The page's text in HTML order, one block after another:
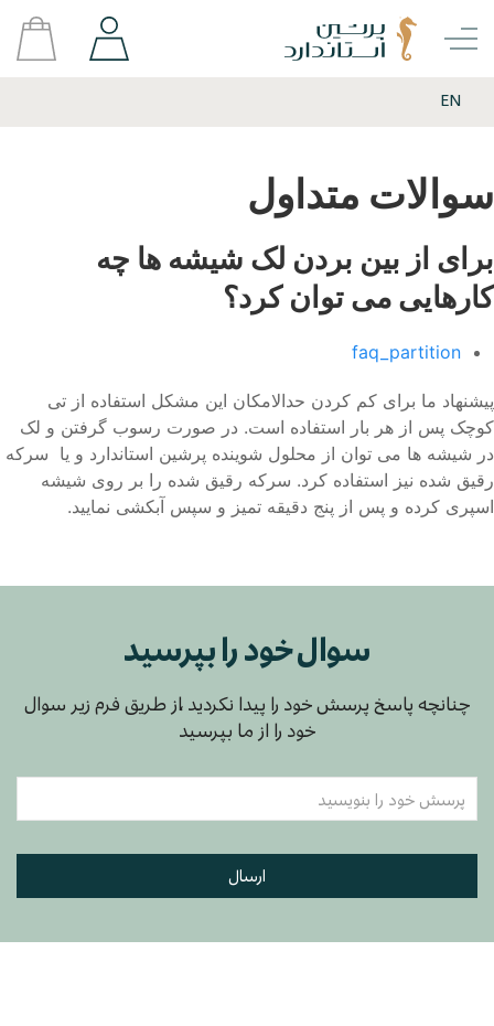
EN
سوالات متداول
برای از بین بردن لک شیشه ها چه
کارهایی می توان کرد؟
faq_partition
پیشنهاد ما برای کم کردن حدالامکان این مشکل استفاده از تی
کوچک پس از هر بار استفاده است. در صورت رسوب گرفتن و لک
در شیشه ها می توان از محلول شوینده پرشین استاندارد و یا سرکه
رقیق شده نیز استفاده کرد. سرکه رقیق شده را بر روی شیشه
اسپری کرده و پس از پنج دقیقه تمیز و سپس آبکشی نمایید.
سوال خود را بپرسید
چنانچه پاسخ پرسش خود را پیدا نکردید ،از طریق فرم زیر سوال
خود را از ما بپرسید
ارسال